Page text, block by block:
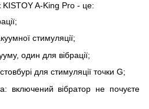
KISTOY A-King Pro - це:
стимуляції;
один для вібрації;
для стимуляції точки G;
включений вібратор не почуєте